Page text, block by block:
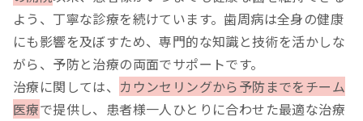
よう、丁寧な診療を続けています。歯周病は全身の健康
にも影響を及ぼすため、専門的な知識と技術を活かしな
がら、予防と治療の両面でサポートです。
治療に関しては、 カウンセリングから予防までをチーム
医療で提供し、患者様一人ひとりに合わせた最適な治療